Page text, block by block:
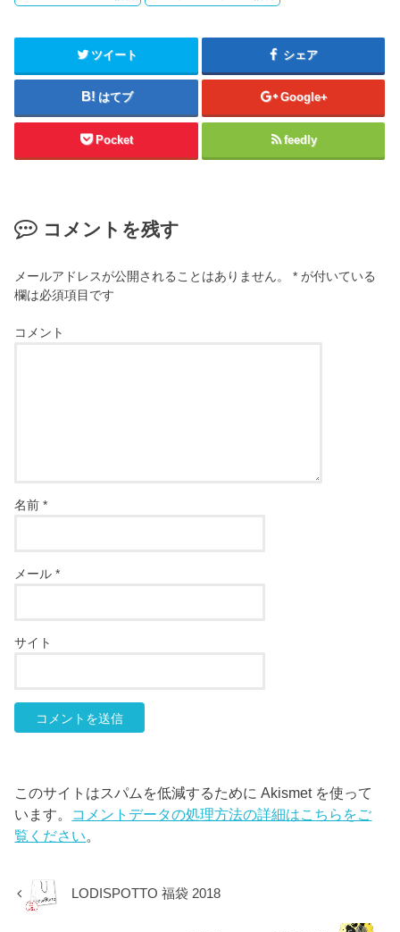
ツイート シェア
はてブ Google+
Pocket feedly
コメントを残す
メールアドレスが公開されることはありません。 * が付いている
欄は必須項目です
コメント
名前*
メール*
サイト
このサイトはスパムを低減するために Akismet を使って
います。 コメントデータの処理方法の詳細はこちらをご
覧ください。
LODISPOTTO 福袋 2018